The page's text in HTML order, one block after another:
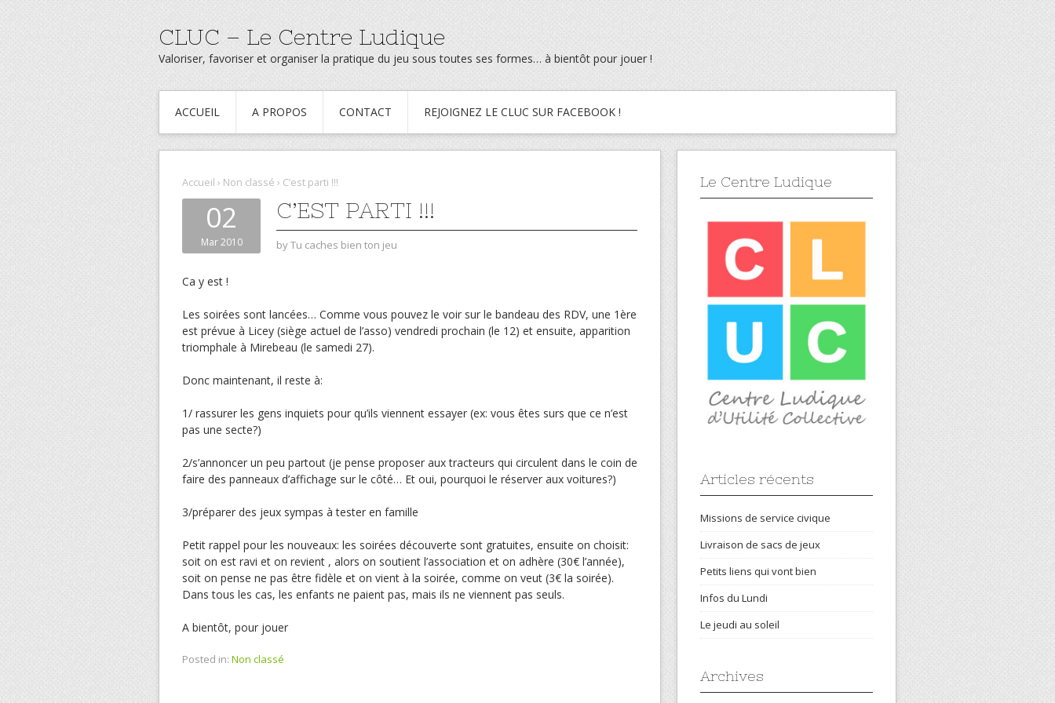
CLUC – Le Centre Ludique
Valoriser, favoriser et organiser la pratique du jeu sous toutes ses formes… à bientôt pour jouer !
ACCUEIL A PROPOS CONTACT REJOIGNEZ LE CLUC SUR FACEBOOK !
Accueil › Non classé › C’est parti !!!
02
Mar 2010
C’EST PARTI !!!
byTu caches bien ton jeu
Ca y est !
Les soirées sont lancées… Comme vous pouvez le voir sur le bandeau des RDV, une 1ère
est prévue à Licey (siège actuel de l’asso) vendredi prochain (le 12) et ensuite, apparition
triomphale à Mirebeau (le samedi 27).
Donc maintenant, il reste à:
1/ rassurer les gens inquiets pour qu’ils viennent essayer (ex: vous êtes surs que ce n’est
pas une secte?)
2/s’annoncer un peu partout (je pense proposer aux tracteurs qui circulent dans le coin de
faire des panneaux d’affichage sur le côté… Et oui, pourquoi le réserver aux voitures?)
3/préparer des jeux sympas à tester en famille
Petit rappel pour les nouveaux: les soirées découverte sont gratuites, ensuite on choisit:
soit on est ravi et on revient , alors on soutient l’association et on adhère (30€ l’année),
soit on pense ne pas être fidèle et on vient à la soirée, comme on veut (3€ la soirée).
Dans tous les cas, les enfants ne paient pas, mais ils ne viennent pas seuls.
A bientôt, pour jouer
Posted in: Non classé
Le Centre Ludique
Articles récents
Missions de service civique
Livraison de sacs de jeux
Petits liens qui vont bien
Infos du Lundi
Le jeudi au soleil
Archives